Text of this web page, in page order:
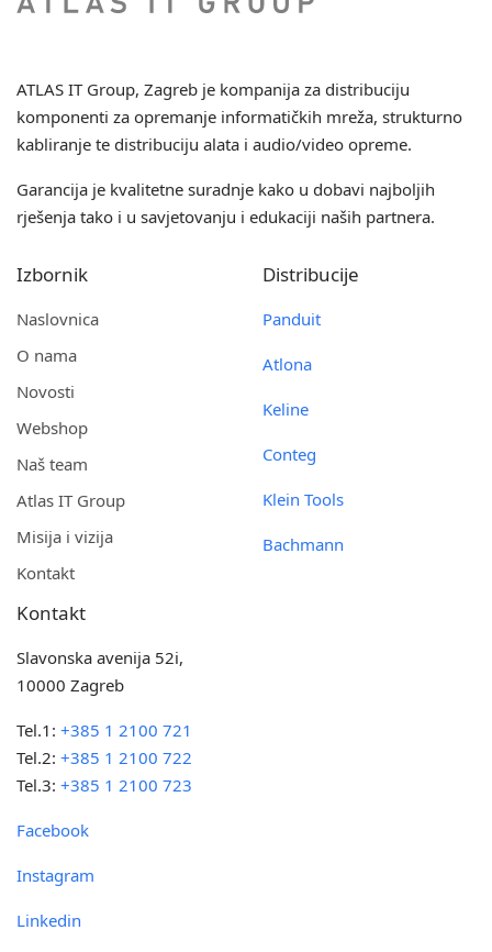
ATLAS IT Group, Zagreb je kompanija za distribuciju
komponenti za opremanje informatičkih mreža, strukturno
kabliranje te distribuciju alata i audio/video opreme.
Garancija je kvalitetne suradnje kako u dobavi najboljih
rješenja tako i u savjetovanju i edukaciji naših partnera.
Izbornik
Naslovnica
O nama
Novosti
Webshop
Naš team
Atlas IT Group
Misija i vizija
Kontakt
Distribucije
Panduit
Atlona
Keline
Conteg
Klein Tools
Bachmann
Kontakt
Slavonska avenija 52i,
10000 Zagreb
Tel.1:+385 1 2100 721
Tel.2:+385 1 2100 722
Tel.3:+385 1 2100 723
Facebook
Instagram
Linkedin